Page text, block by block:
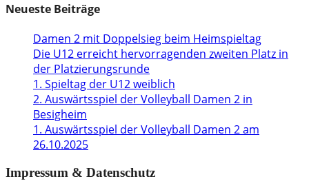
Neueste Beiträge
Damen 2 mit Doppelsieg beim Heimspieltag
Die U12 erreicht hervorragenden zweiten Platz in
der Platzierungsrunde
1. Spieltag der U12 weiblich
2. Auswärtsspiel der Volleyball Damen 2 in
Besigheim
1. Auswärtsspiel der Volleyball Damen 2 am
26.10.2025
Impressum & Datenschutz